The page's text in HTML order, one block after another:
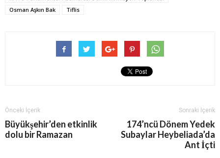
Osman Aşkın Bak
Tiflis
Önceki İçerik
Büyükşehir’den etkinlik
dolu bir Ramazan
Sonraki İçerik
174’ncü Dönem Yedek
Subaylar Heybeliada’da
Ant İçti